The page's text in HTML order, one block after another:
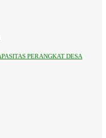
PERANGKAT DESA